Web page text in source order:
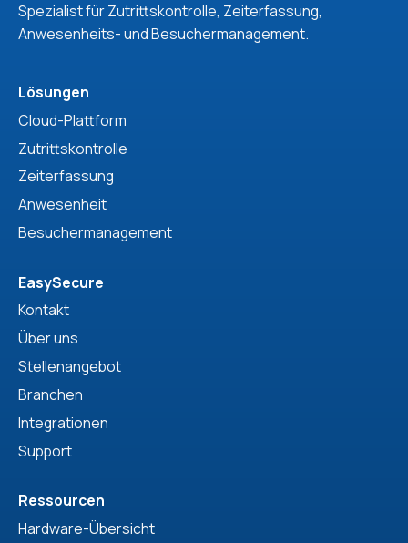
Spezialist für Zutrittskontrolle, Zeiterfassung,
Anwesenheits- und Besuchermanagement.
Lösungen
Cloud-Plattform
Zutrittskontrolle
Zeiterfassung
Anwesenheit
Besuchermanagement
EasySecure
Kontakt
Über uns
Stellenangebot
Branchen
Integrationen
Support
Ressourcen
Hardware-Übersicht